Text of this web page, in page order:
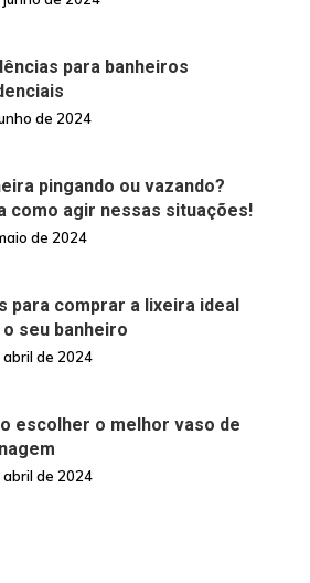
para banheiros
de 2024
pingando ou vazando?
como agir nessas situações!
de 2024
para comprar a lixeira ideal
o seu banheiro
abril de 2024
escolher o melhor vaso de
abril de 2024